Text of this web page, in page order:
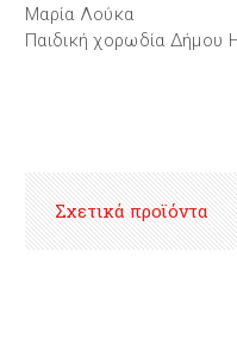
Μαρία Λούκα
Παιδική χορωδία Δήμου
Σχετικά προϊόντα